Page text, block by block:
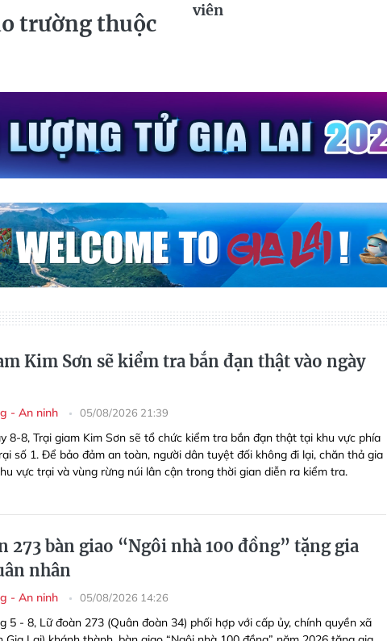
trường thuộc
viên
Kim Sơn sẽ kiểm tra bắn đạn thật vào ngày
- An ninh 05/08/2026 21:39
8-8, Trại giam Kim Sơn sẽ tổ chức kiểm tra bắn đạn thật tại khu vực phía
số 1. Để bảo đảm an toàn, người dân tuyệt đối không đi lại, chăn thả gia
vực trại và vùng rừng núi lân cận trong thời gian diễn ra kiểm tra.
273 bàn giao “Ngôi nhà 100 đồng” tặng gia
nhân
- An ninh 05/08/2026 14:26
5 - 8, Lữ đoàn 273 (Quân đoàn 34) phối hợp với cấp ủy, chính quyền xã